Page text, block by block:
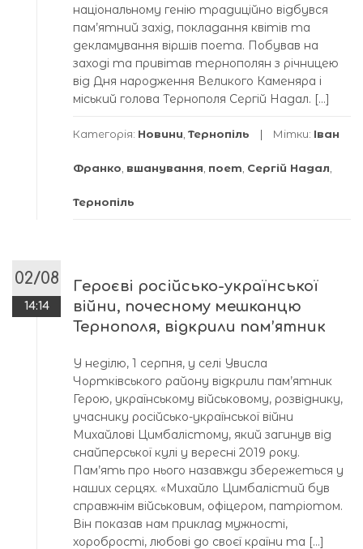
національному генію традиційно відбувся
пам’ятний захід, покладання квітів та
декламування віршів поета. Побував на
заході та привітав тернополян з річницею
від Дня народження Великого Каменяра і
міський голова Тернополя Сергій Надал. […]
Категорія: Новини Тернопіль Мітки: Іван
Франко вшанування поет Сергій Надал
Тернопіль
02/08
14:14
Героєві російсько-української
війни, почесному мешканцю
Тернополя, відкрили пам’ятник
У неділю, 1 серпня, у селі Увисла
Чортківського району відкрили пам’ятник
Герою, українському військовому, розвіднику,
учаснику російсько-української війни
Михайлові Цимбалістому, який загинув від
снайперської кулі у вересні 2019 року.
Пам’ять про нього назавжди збережеться у
наших серцях. «Михайло Цимбалістий був
справжнім військовим, офіцером, патріотом.
Він показав нам приклад мужності,
хоробрості, любові до своєї країни та […]